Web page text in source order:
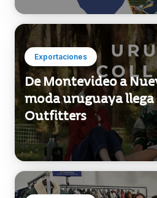
Unmistakable ours:
uruguayo con sello
Brand Assembly en
Exportaciones
De Montevideo a
moda uruguaya llega
Outfitters